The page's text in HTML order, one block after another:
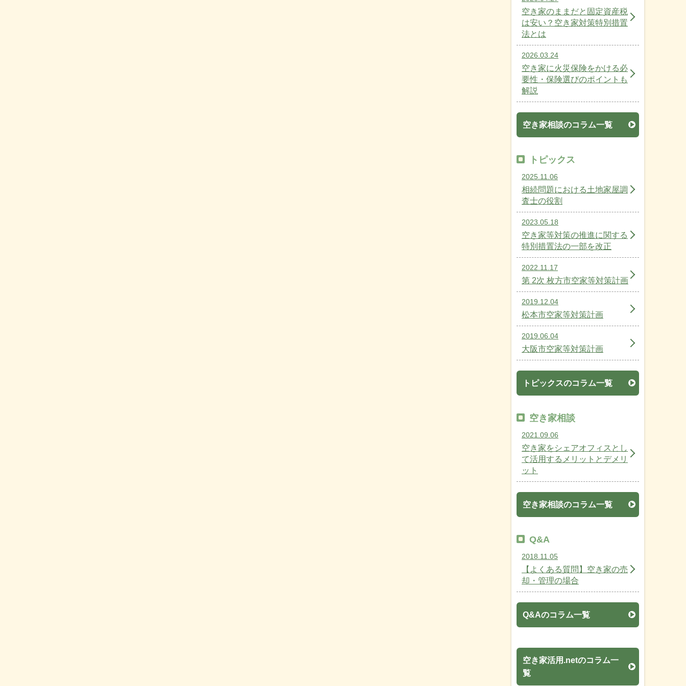
空き家のままだと固定資産税
は安い？空き家対策特別措置
法とは
2026.03.24
空き家に火災保険をかける必
要性・保険選びのポイントも
解説
空き家相談のコラム一覧
トピックス
2025.11.06
相続問題における土地家屋調
査士の役割
2023.05.18
空き家等対策の推進に関する
特別措置法の一部を改正
2022.11.17
第 2次 枚方市空家等対策計画
2019.12.04
松本市空家等対策計画
2019.06.04
大阪市空家等対策計画
トピックスのコラム一覧
空き家相談
2021.09.06
空き家をシェアオフィスとし
て活用するメリットとデメリ
ット
空き家相談のコラム一覧
Q&A
2018.11.05
【よくある質問】空き家の売
却・管理の場合
Q&Aのコラム一覧
空き家活用.netのコラム一
覧